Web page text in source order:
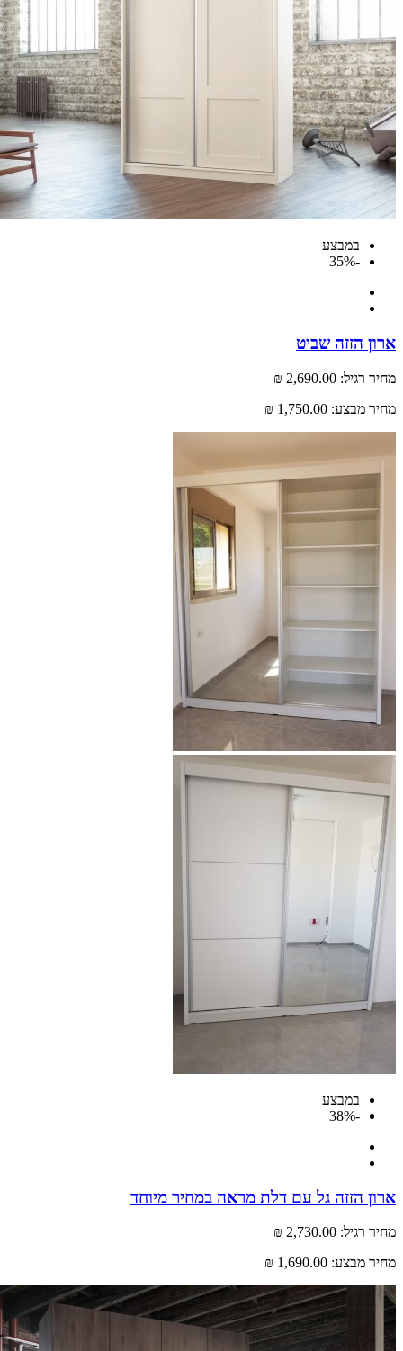
במבצע
הזזה שביט
רגיל: 2,690.00 ₪
מבצע: 1,750.00 ₪
במבצע
הזזה גל עם דלת מראה במחיר מיוחד
רגיל: 2,730.00 ₪
מבצע: 1,690.00 ₪